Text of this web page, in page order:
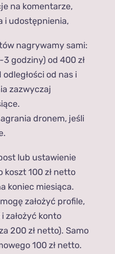
na komentarze,
i udostępnienia,
nagrywamy sami:
3 godziny) od 400 zł
od nas i
zazwyczaj
dronem, jeśli
lub ustawienie
100 zł netto
koniec miesiąca.
założyć profile,
założyć konto
200 zł netto). Samo
100 zł netto.